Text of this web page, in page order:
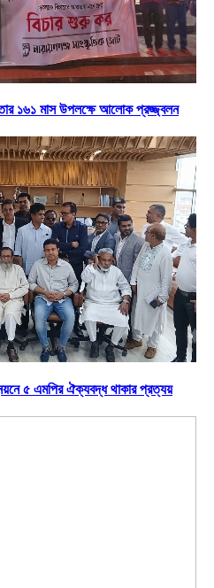
১৬১ মাস উপলক্ষে আলোক প্রজ্জ্বলন
৫ এমপির ঐক্যবদ্ধ থাকার প্রত্যয়